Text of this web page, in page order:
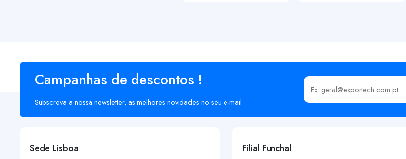
Campanhas de descontos !
Subscreva a nossa newsletter, as melhores novidades no seu e-mail
Insira o seu email
Sede Lisboa Filial Funchal